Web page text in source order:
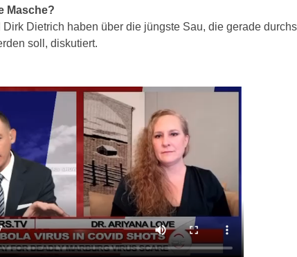
Masche?
Dirk Dietrich haben über die jüngste Sau, die gerade durchs
soll, diskutiert.